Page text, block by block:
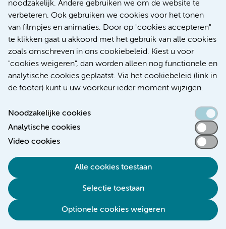
noodzakelijk. Andere gebruiken we om de website te
verbeteren. Ook gebruiken we cookies voor het tonen
van filmpjes en animaties. Door op "cookies accepteren"
te klikken gaat u akkoord met het gebruik van alle cookies
zoals omschreven in ons cookiebeleid. Kiest u voor
"cookies weigeren", dan worden alleen nog functionele en
analytische cookies geplaatst. Via het cookiebeleid (link in
de footer) kunt u uw voorkeur ieder moment wijzigen.
Noodzakelijke cookies
Analytische cookies
Video cookies
Alle cookies toestaan
Selectie toestaan
Optionele cookies weigeren
Meer
Toegankelijkheidsverklaring
Algemene privacyverklaring